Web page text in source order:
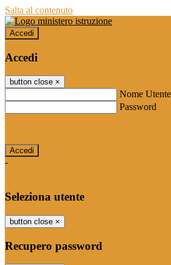
Salta al contenuto
Accedi
Accedi
button close ×
Nome Utente
Password
-
Seleziona utente
button close ×
Recupero password